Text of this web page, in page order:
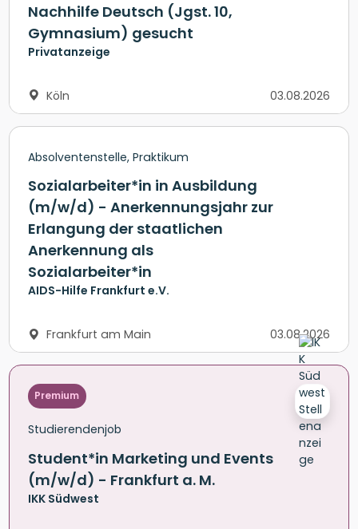
Nachhilfe Deutsch (Jgst. 10,
Gymnasium) gesucht
Privatanzeige
Köln 03.08.2026
Absolventenstelle, Praktikum
Sozialarbeiter*in in Ausbildung
(m/w/d) - Anerkennungsjahr zur
Erlangung der staatlichen
Anerkennung als
Sozialarbeiter*in
AIDS-Hilfe Frankfurt e.V.
Frankfurt am Main 03.08.2026
Premium
Studierendenjob
Student*in Marketing und Events
(m/w/d) - Frankfurt a. M.
IKK Südwest